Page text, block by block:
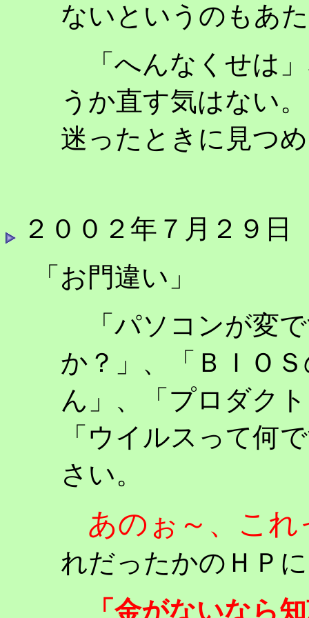
ないというのもあ
「へんなくせは
うか直す気はない
迷ったときに見つ
２００２年７月２９日
「お門違い」
「パソコンが変
か？」、「ＢＩＯ
ん」、「プロダク
「ウイルスって何
さい。
あのぉ～、こ
れだったかのＨＰ
「金がないなら